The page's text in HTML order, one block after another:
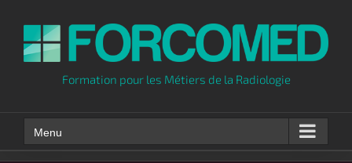
content
Formation pour les Métiers de la Radiologie
Menu